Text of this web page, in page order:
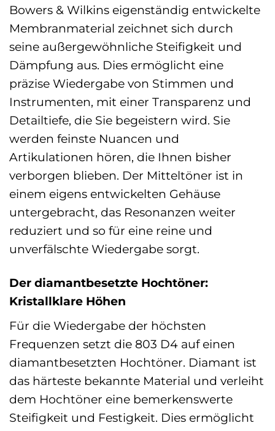
Bowers & Wilkins eigenständig entwickelte
Membranmaterial zeichnet sich durch
seine außergewöhnliche Steifigkeit und
Dämpfung aus. Dies ermöglicht eine
präzise Wiedergabe von Stimmen und
Instrumenten, mit einer Transparenz und
Detailtiefe, die Sie begeistern wird. Sie
werden feinste Nuancen und
Artikulationen hören, die Ihnen bisher
verborgen blieben. Der Mitteltöner ist in
einem eigens entwickelten Gehäuse
untergebracht, das Resonanzen weiter
reduziert und so für eine reine und
unverfälschte Wiedergabe sorgt.
Der diamantbesetzte Hochtöner:
Kristallklare Höhen
Für die Wiedergabe der höchsten
Frequenzen setzt die 803 D4 auf einen
diamantbesetzten Hochtöner. Diamant ist
das härteste bekannte Material und verleiht
dem Hochtöner eine bemerkenswerte
Steifigkeit und Festigkeit. Dies ermöglicht